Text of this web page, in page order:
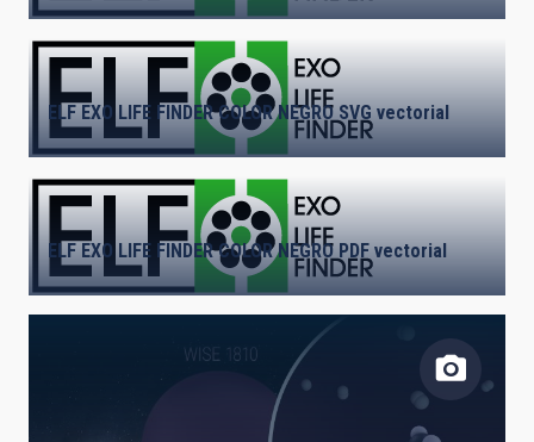
LÍNEAS IACTEC
ASTROFÍSICAS
INSTALACIÓN
ELF EXO LIFE FINDER COLOR NEGRO SVG vectorial
ELF EXO LIFE FINDER COLOR NEGRO PDF vectorial